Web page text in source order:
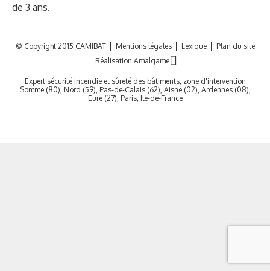
de 3 ans.
© Copyright 2015 CAMIBAT Mentions légales Lexique
Plan du site
Réalisation Amalgame
Expert sécurité incendie et sûreté des bâtiments, zone d'intervention
Somme (80), Nord (59), Pas-de-Calais (62), Aisne (02), Ardennes (08),
Eure (27), Paris, Ile-de-France